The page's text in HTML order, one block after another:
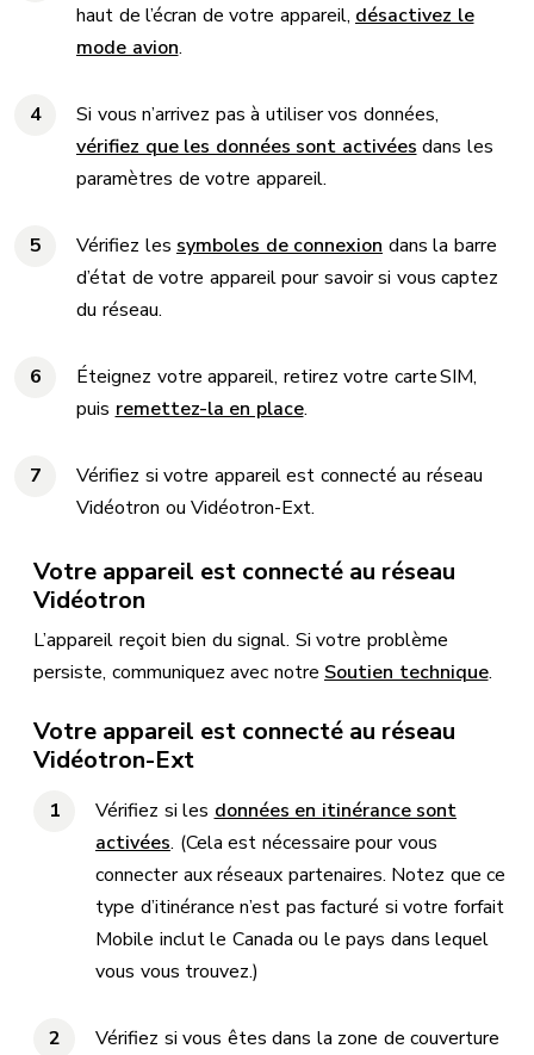
haut de l’écran de votre appareil, désactivez le
mode avion.
Si vous n’arrivez pas à utiliser vos données,
vérifiez que les données sont activées dans les
paramètres de votre appareil.
Vérifiez les symboles de connexion dans la barre
d’état de votre appareil pour savoir si vous captez
du réseau.
Éteignez votre appareil, retirez votre carte SIM,
puis remettez-la en place.
Vérifiez si votre appareil est connecté au réseau
Vidéotron ou Vidéotron-Ext.
Votre appareil est connecté au réseau
Vidéotron
L’appareil reçoit bien du signal. Si votre problème
persiste, communiquez avec notre Soutien technique.
Votre appareil est connecté au réseau
Vidéotron-Ext
Vérifiez si les données en itinérance sont
activées. (Cela est nécessaire pour vous
connecter aux réseaux partenaires. Notez que ce
type d’itinérance n’est pas facturé si votre forfait
Mobile inclut le Canada ou le pays dans lequel
vous vous trouvez.)
Vérifiez si vous êtes dans la zone de couverture